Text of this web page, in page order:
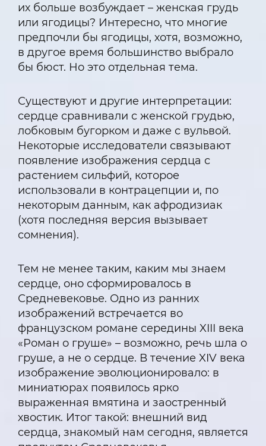
их больше возбуждает – женская грудь
или ягодицы? Интересно, что многие
предпочли бы ягодицы, хотя, возможно,
в другое время большинство выбрало
бы бюст. Но это отдельная тема.
Существуют и другие интерпретации:
сердце сравнивали с женской грудью,
лобковым бугорком и даже с вульвой.
Некоторые исследователи связывают
появление изображения сердца с
растением сильфий, которое
использовали в контрацепции и, по
некоторым данным, как афродизиак
(хотя последняя версия вызывает
сомнения).
Тем не менее таким, каким мы знаем
сердце, оно сформировалось в
Средневековье. Одно из ранних
изображений встречается во
французском романе середины XIII века
«Роман о груше» – возможно, речь шла о
груше, а не о сердце. В течение XIV века
изображение эволюционировало: в
миниатюрах появилось ярко
выраженная вмятина и заостренный
хвостик. Итог такой: внешний вид
сердца, знакомый нам сегодня, является